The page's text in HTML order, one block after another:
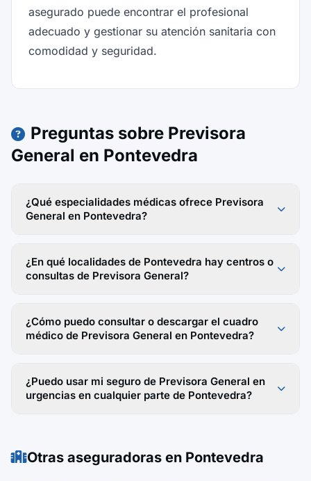
asegurado puede encontrar el profesional
adecuado y gestionar su atención sanitaria con
comodidad y seguridad.
Preguntas sobre Previsora
General en Pontevedra
¿Qué especialidades médicas ofrece Previsora
General en Pontevedra?
¿En qué localidades de Pontevedra hay centros o
consultas de Previsora General?
¿Cómo puedo consultar o descargar el cuadro
médico de Previsora General en Pontevedra?
¿Puedo usar mi seguro de Previsora General en
urgencias en cualquier parte de Pontevedra?
Otras aseguradoras en Pontevedra